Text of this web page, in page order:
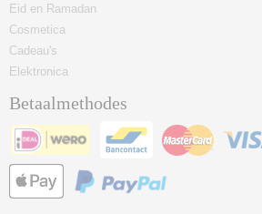
Eid en Ramadan
Cosmetica
Cadeau's
Elektronica
Betaalmethodes